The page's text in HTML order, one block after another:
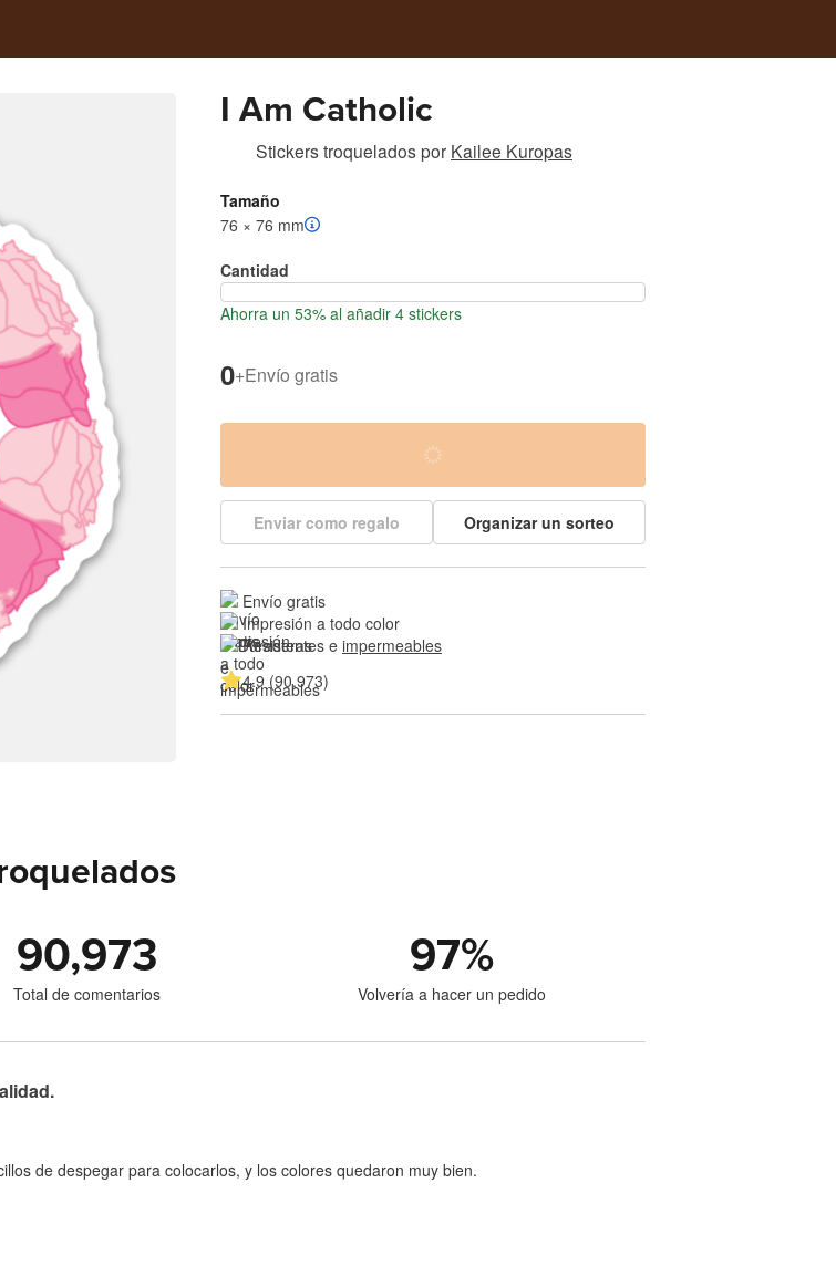
I Am Catholic
Stickers troqueladospor Kailee Kuropas
Tamaño
76 × 76 mm
Cantidad
Ahorra un 53% al añadir 4 stickers
0+Envío gratis
Enviar como regalo Organizar un sorteo
Envío gratis
Impresión a todo color
Resistentes e impermeables
4.9 (90,973)
90,973
Total de comentarios
97%
Volvería a hacer un pedido
de despegar para colocarlos, y los colores quedaron muy bien.